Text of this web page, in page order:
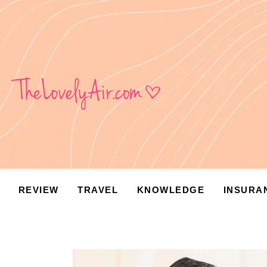
REVIEW TRAVEL KNOWLEDGE
Review
Travel
Knowledge
Insurance
VDO
แม่แอร์ป้ายยา